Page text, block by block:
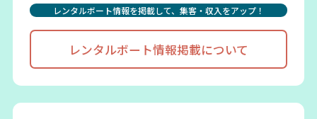
レンタルボート情報を掲載して、集客・収入をアップ！
レンタルボート情報掲載について